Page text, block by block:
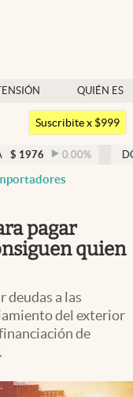
GEOPOLÍTICA
QUIÉN ES
QUIÉN
Argentina
Uruguay
Suscribite x $999
% DÓLAR MEP
pagar
quien
deudas a las
del exterior
de